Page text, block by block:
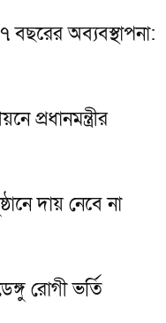
বছরের অব্যবস্থাপনা:
প্রধানমন্ত্রীর
দায় নেবে না
রোগী ভর্তি